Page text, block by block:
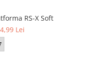
RS-X Soft
Lei